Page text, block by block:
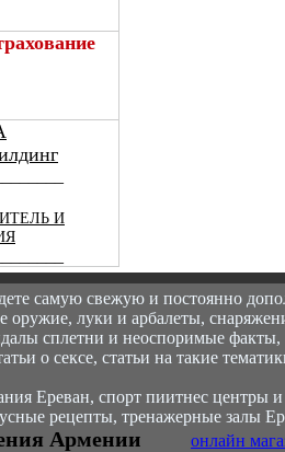
И
самую свежую и постоянно
оружие, луки и арбалеты,
сплетни и неоспоримые факты,
о сексе, статьи на такие
Ереван, спорт пиитнес центры
рецепты, тренажерные залы
Армении онлайн